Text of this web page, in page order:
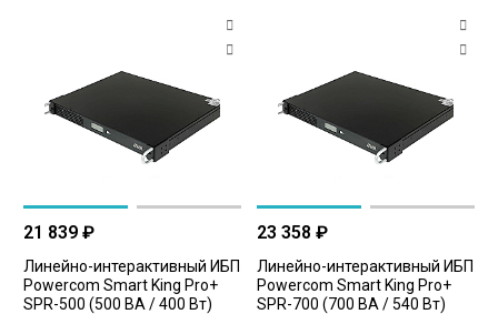
21 839 ₽
Линейно-интерактивный ИБП
Powercom Smart King Pro+
SPR-500 (500 ВА / 400 Вт)
23 358 ₽
Линейно-интерактивный ИБП
Powercom Smart King Pro+
SPR-700 (700 ВА / 540 Вт)